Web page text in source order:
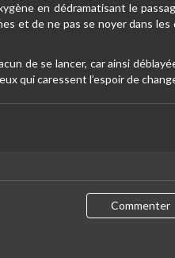
en dédramatisant le
et de ne pas se noyer dans
de se lancer, car ainsi
qui caressent l’espoir de
Commenter